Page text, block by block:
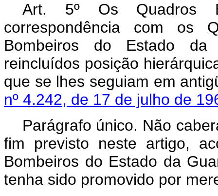
Art. 5º Os Quadros
correspondência com os
Bombeiros do Estado da
reincluídos posição
que se lhes seguiam em
nº 4.242, de 17 de julho de
Parágrafo único. Não
fim previsto neste artigo,
Bombeiros do Estado da
tenha sido promovido por